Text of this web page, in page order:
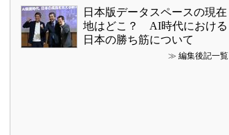
日本版データスペースの現在
地はどこ？ AI時代における
日本の勝ち筋について
≫ 編集後記一覧